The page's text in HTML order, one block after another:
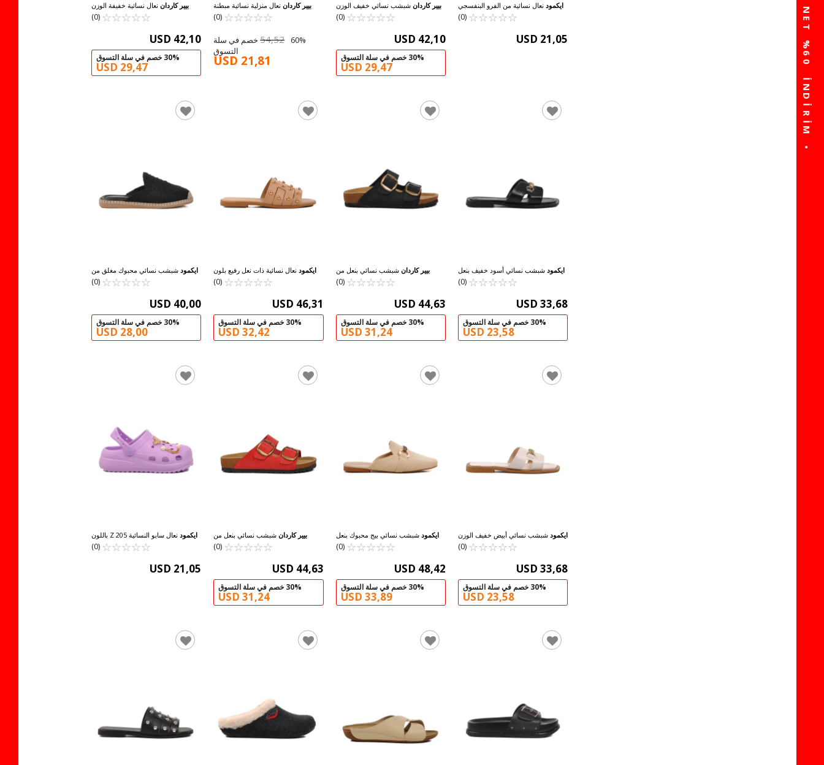
بيير كاردان نعال نسائية خفيفة الوزن
باللون البيج PC-7030 Z
☆
☆
☆
☆
☆ ★
★
★
★
★
(0)
USD 42,10
30% خصم في سلة التسوق
USD 29,47
بيير كارداننعال منزلية نسائية مبطنة
بالفرو باللون الأسود PC-54392 Z
☆
☆
☆
☆
☆ ★
★
★
★
★
(0)
54,5260% خصم في سلة
التسوق
USD 21,81
بيير كاردان شبشب نسائي خفيف الوزن
باللون الأسود PC-7030 Z
☆
☆
☆
☆
☆ ★
★
★
★
★
(0)
USD 42,10
30% خصم في سلة التسوق
USD 29,47
ايكمود نعال نسائية من الفرو البنفسجي
712 Z
☆
☆
☆
☆
☆ ★
★
★
★
★
(0)
USD 21,05
ايكمود شبشب نسائي محبوك مغلق من
الأمام باللون الأسود 542042 Z
☆
☆
☆
☆
☆ ★
★
★
★
★
(0)
USD 40,00
30% خصم في سلة التسوق
USD 28,00
ايكمودنعال نسائية ذات نعل رفيع بلون
العاري 343118 Z ☆
☆
☆
☆
☆ ★
★
★
★
★
(0)
USD 46,31
30% خصم في سلة التسوق
USD 32,42
بيير كاردان شبشب نسائي بنعل من
الفلين الأسود PC-6958 Z
☆
☆
☆
☆
☆ ★
★
★
★
★
(0)
USD 44,63
30% خصم في سلة التسوق
USD 31,24
ايكمود شبشب نسائي أسود خفيف بنعل
رفيع 246041 Z
☆
☆
☆
☆
☆ ★
★
★
★
★
(0)
USD 33,68
30% خصم في سلة التسوق
USD 23,58
ايكمود
نعال سابو النسائية 205 Z باللون
الليلكي
☆
☆
☆
☆
☆ ★
★
★
★
★
(0)
USD 21,05
بيير كاردانشبشب نسائي بنعل من
الفلين الأحمر PC-6958 Z
☆
☆
☆
☆
☆ ★
★
★
★
★
(0)
USD 44,63
30% خصم في سلة التسوق
USD 31,24
ايكمود شبشب نسائي بيج محبوك بنعل
خفيف ورفيع ومغلق من الأمام 277132
Z
☆
☆
☆
☆
☆ ★
★
★
★
★
(0)
USD 48,42
30% خصم في سلة التسوق
USD 33,89
ايكمود شبشب نسائي أبيض خفيف الوزن
بنعل رفيع 246041 Z☆
☆
☆
☆
☆ ★
★
★
★
★
(0)
USD 33,68
30% خصم في سلة التسوق
USD 23,58